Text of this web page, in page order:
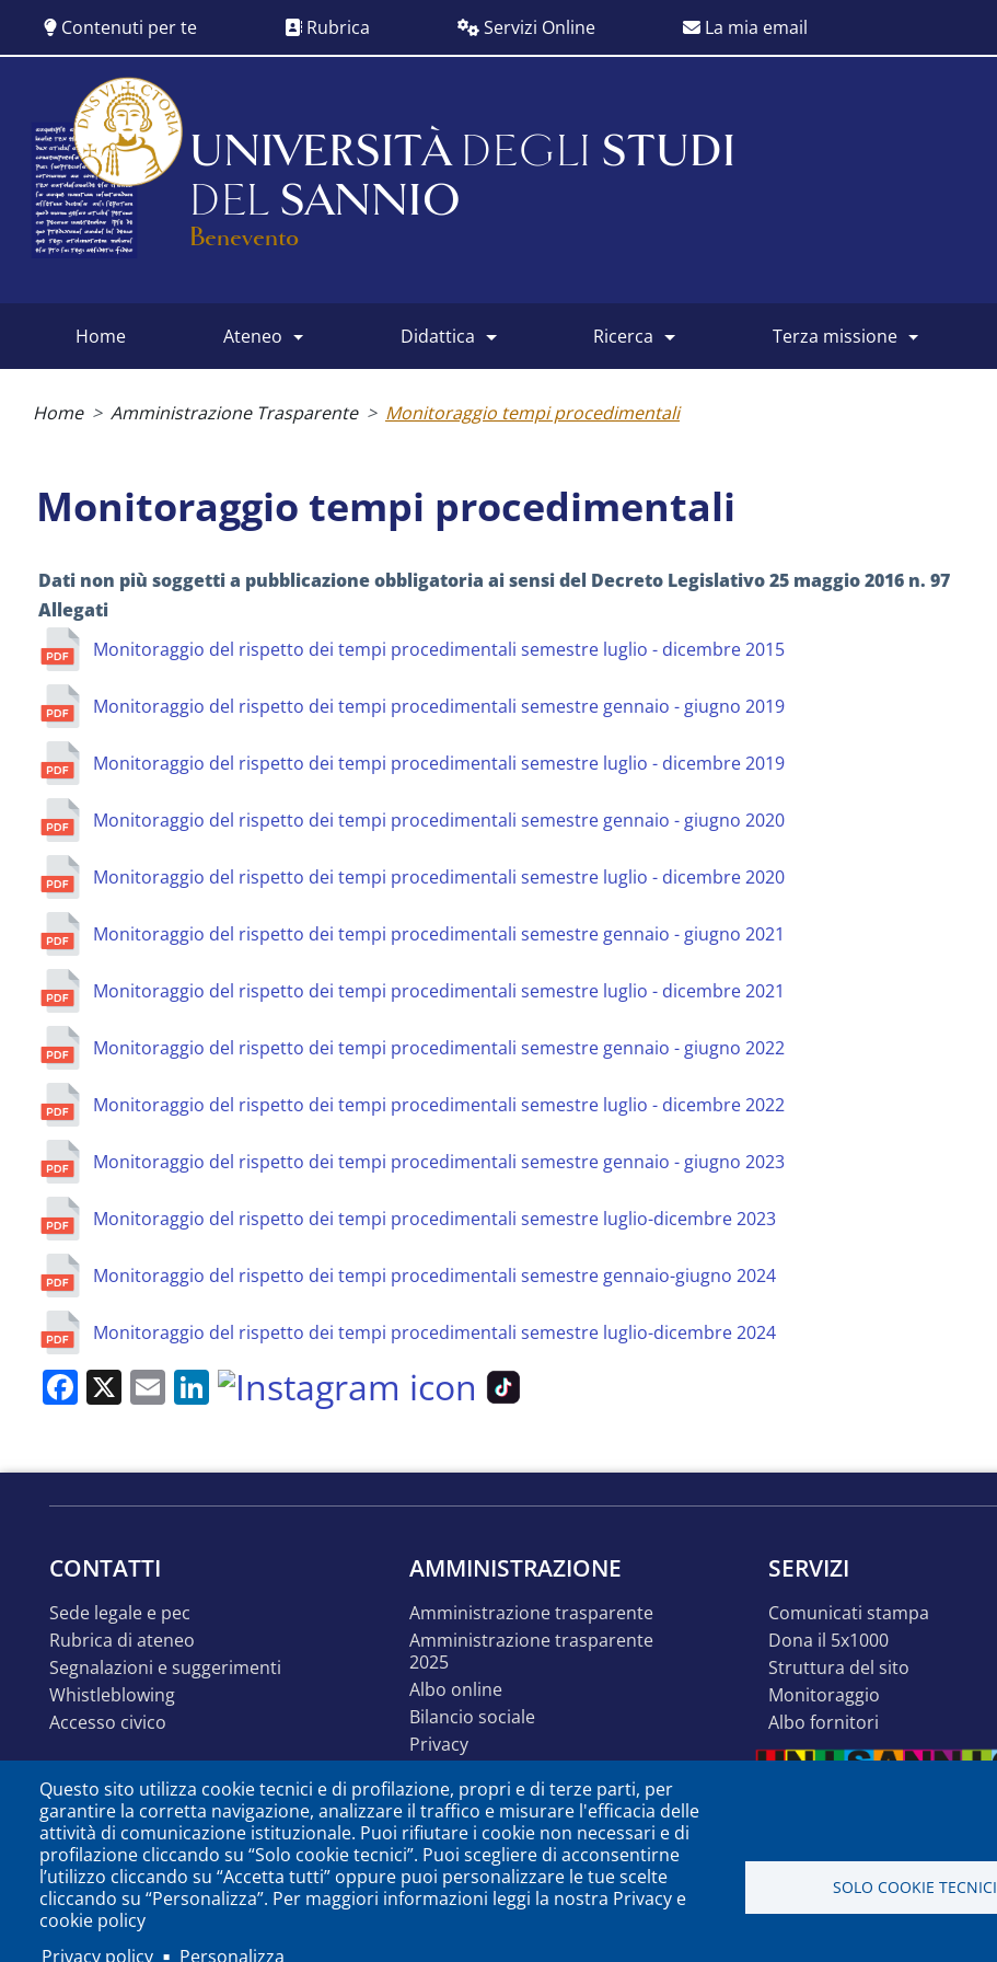
contenuto
Contenuti per te Rubrica Servizi Online La mia email
UNIVERSITÀ DEGLI STUDI
DEL SANNIO
Benevento
menu
home ateneo didattica ricerca terza missione
Home Amministrazione Trasparente Monitoraggio tempi procedimentali
Monitoraggio tempi procedimentali
Dati non più soggetti a pubblicazione obbligatoria ai sensi del Decreto Legislativo 25 maggio 2016 n. 97
Allegati
Monitoraggio del rispetto dei tempi procedimentali semestre luglio - dicembre 2015
Monitoraggio del rispetto dei tempi procedimentali semestre gennaio - giugno 2019
Monitoraggio del rispetto dei tempi procedimentali semestre luglio - dicembre 2019
Monitoraggio del rispetto dei tempi procedimentali semestre gennaio - giugno 2020
Monitoraggio del rispetto dei tempi procedimentali semestre luglio - dicembre 2020
Monitoraggio del rispetto dei tempi procedimentali semestre gennaio - giugno 2021
Monitoraggio del rispetto dei tempi procedimentali semestre luglio - dicembre 2021
Monitoraggio del rispetto dei tempi procedimentali semestre gennaio - giugno 2022
Monitoraggio del rispetto dei tempi procedimentali semestre luglio - dicembre 2022
Monitoraggio del rispetto dei tempi procedimentali semestre gennaio - giugno 2023
Monitoraggio del rispetto dei tempi procedimentali semestre luglio-dicembre 2023
Monitoraggio del rispetto dei tempi procedimentali semestre gennaio-giugno 2024
Monitoraggio del rispetto dei tempi procedimentali semestre luglio-dicembre 2024
Facebook
X EmailLinkedIn
CONTATTI
sede legale e pec
rubrica di ateneo
segnalazioni e suggerimenti
whistleblowing
accesso civico
AMMINISTRAZIONE
amministrazione trasparente
amministrazione trasparente
2025
albo online
bilancio sociale
privacy
accessibilità
disabilità o dsa
identità e linee guida
comunicazione
open data
SERVIZI
comunicati stampa
dona il 5x1000
struttura del sito
monitoraggio
albo fornitori
Questo sito utilizza cookie tecnici e di profilazione, propri e di terze parti, per
garantire la corretta navigazione, analizzare il traffico e misurare l'efficacia delle
attività di comunicazione istituzionale. Puoi rifiutare i cookie non necessari e di
profilazione cliccando su “Solo cookie tecnici”. Puoi scegliere di acconsentirne
l’utilizzo cliccando su “Accetta tutti” oppure puoi personalizzare le tue scelte
cliccando su “Personalizza”. Per maggiori informazioni leggi la nostra Privacy e
cookie policy
Privacy policy
Personalizza
SOLO COOKIE TECNICI